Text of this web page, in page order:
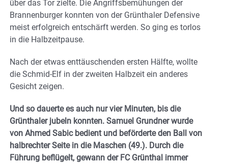
über das Tor zielte. Die Angriffsbemühungen der
Brannenburger konnten von der Grünthaler Defensive
meist erfolgreich entschärft werden. So ging es torlos
in die Halbzeitpause.
Nach der etwas enttäuschenden ersten Hälfte, wollte
die Schmid-Elf in der zweiten Halbzeit ein anderes
Gesicht zeigen.
Und so dauerte es auch nur vier Minuten, bis die
Grünthaler jubeln konnten. Samuel Grundner wurde
von Ahmed Sabic bedient und beförderte den Ball von
halbrechter Seite in die Maschen (49.). Durch die
Führung beflügelt, gewann der FC Grünthal immer